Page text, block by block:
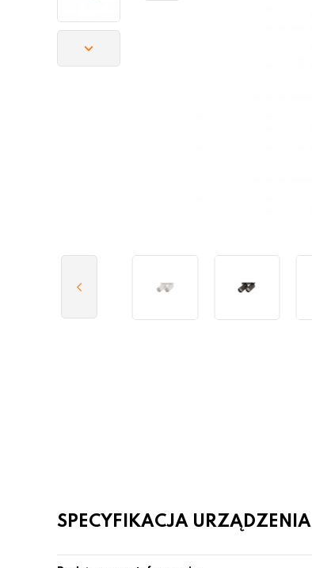
SPECYFIKACJA URZĄDZENIA